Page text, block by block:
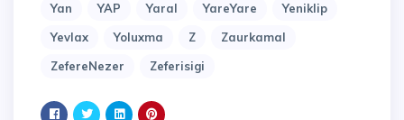
Yan
YAP Yaral YareYare
Yeniklip
Yevlax
Yoluxma Z
Zaurkamal
ZefereNezer
Zeferisigi